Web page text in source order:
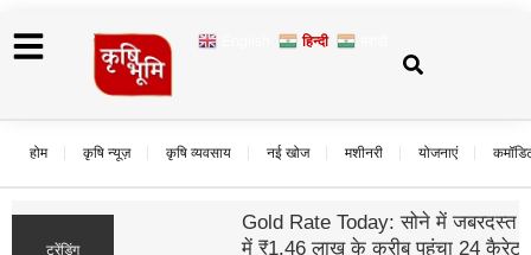
हिन्दी
होम कृषि न्यूज़ कृषि व्यवसाय नई खोज मशीनरी योजनाएं
ट्रेंडिंग
Gold Rate Today: सोने में जबरदस्त तेजी, दिल्ली
में ₹1.46 लाख के करीब पहुंचा 24 कैरेट; चांदी भी हुई